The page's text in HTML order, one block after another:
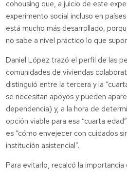
cohousing que, a juicio de este
experimento social incluso en
está mucho más desarrollado,
no sabe a nivel práctico lo que
Daniel López trazó el perfil de las
comunidades de viviendas
distinguió entre la tercera y la
se necesitan apoyos y pueden
dependencia) y, a la hora de
opción viable para esa “cuarta
es “cómo envejecer con cuidados
institución asistencial”.
Para evitarlo, recalcó la